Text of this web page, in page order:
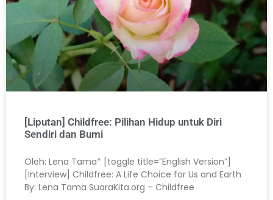
[Liputan] Childfree: Pilihan Hidup untuk Diri
Sendiri dan Bumi
Oleh: Lena Tama* [toggle title=”English Version”]
[Interview] Childfree: A Life Choice for Us and Earth
By: Lena Tama SuaraKita.org – Childfree